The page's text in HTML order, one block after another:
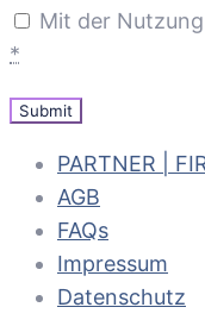
Mit der
*
PARTNER |
AGB
FAQs
Impressum
Datenschutz